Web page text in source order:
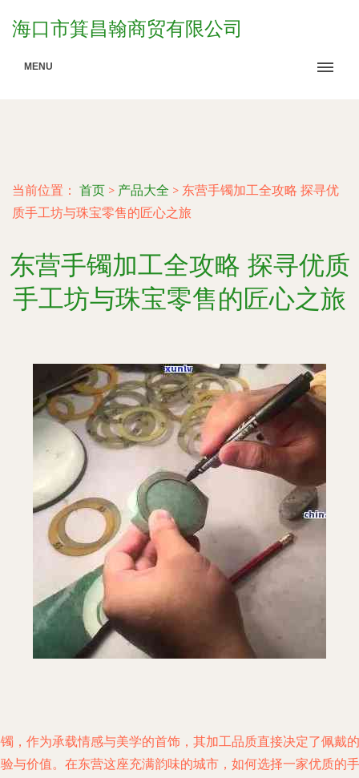
海口市箕昌翰商贸有限公司
MENU
当前位置： 首页 > 产品大全 > 东营手镯加工全攻略 探寻优
质手工坊与珠宝零售的匠心之旅
东营手镯加工全攻略 探寻优质
手工坊与珠宝零售的匠心之旅
，作为承载情感与美学的首饰，其加工品质直接决定了佩戴的
与价值。在东营这座充满韵味的城市，如何选择一家优质的手